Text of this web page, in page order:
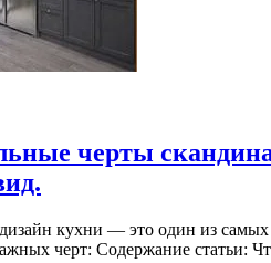
черты
кухни — это один из
черт: Содержание статьи: